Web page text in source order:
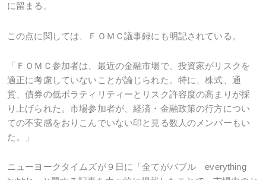
に留まる。
この点に関しては、ＦＯＭＣ議事録にも明記されている。
「ＦＯＭＣ参加者は、最近の金融市場で、投資家がリスクを
適正に考慮していないことが論じられた。特に、株式、通
貨、債券の低ボラティリティーとリスク許容度の高まりが採
り上げられた。市場参加者が、経済・金融政策の行方につい
ての不安感をおりこんでいない印と見る数人のメンバーもい
た。」
ニューヨークタイムズが９日に「全てがバブル everything